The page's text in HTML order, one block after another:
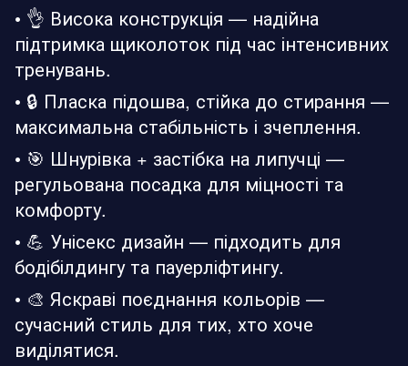
• 👌 Висока конструкція — надійна
підтримка щиколоток під час інтенсивних
тренувань.
• 🔒 Пласка підошва, стійка до стирання —
максимальна стабільність і зчеплення.
• 🎯 Шнурівка + застібка на липучці —
регульована посадка для міцності та
комфорту.
• 💪 Унісекс дизайн — підходить для
бодібілдингу та пауерліфтингу.
• 🎨 Яскраві поєднання кольорів —
сучасний стиль для тих, хто хоче
виділятися.